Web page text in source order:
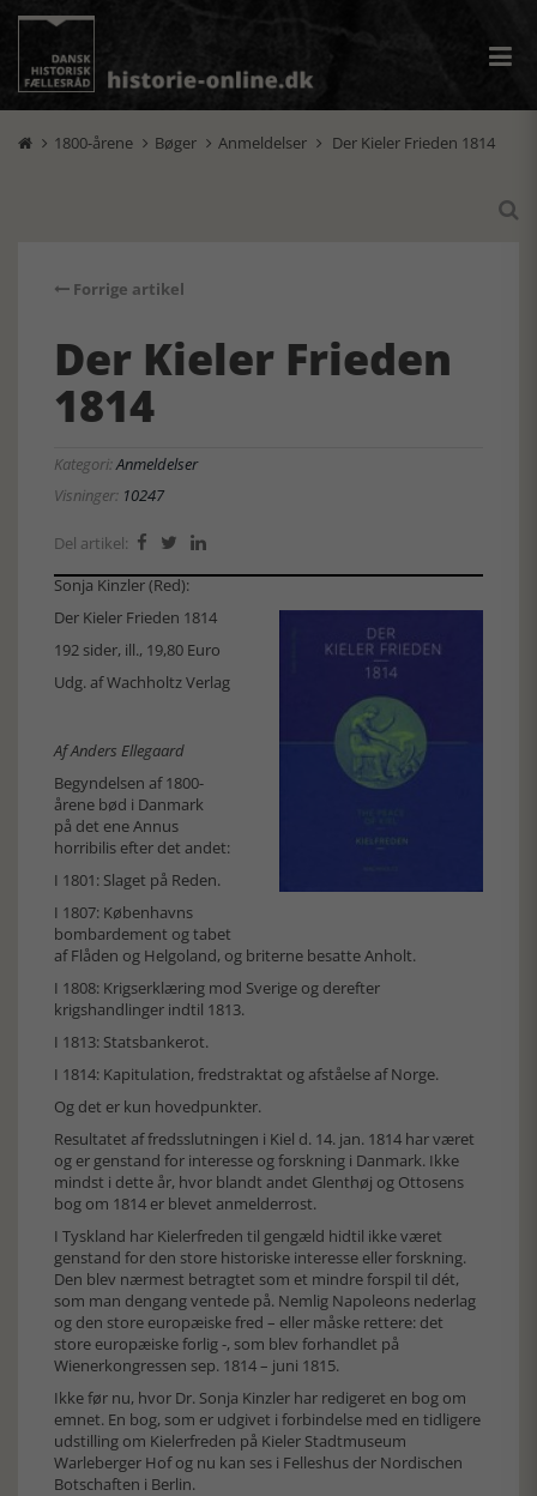
 1800-årene  Bøger  Anmeldelser  Der Kieler Frieden 1814

Forrige artikel
Der Kieler Frieden
1814
Kategori:Anmeldelser
Visninger: 10247
Del artikel:   
Sonja Kinzler (Red):
Der Kieler Frieden 1814
192 sider, ill., 19,80 Euro
Udg. af Wachholtz Verlag
Af Anders Ellegaard
Begyndelsen af 1800-
årene bød i Danmark
på det ene Annus
horribilis efter det andet:
I 1801: Slaget på Reden.
I 1807: Københavns
bombardement og tabet
af Flåden og Helgoland, og briterne besatte Anholt.
I 1808: Krigserklæring mod Sverige og derefter
krigshandlinger indtil 1813.
I 1813: Statsbankerot.
I 1814: Kapitulation, fredstraktat og afståelse af Norge.
Og det er kun hovedpunkter.
Resultatet af fredsslutningen i Kiel d. 14. jan. 1814 har været
og er genstand for interesse og forskning i Danmark. Ikke
mindst i dette år, hvor blandt andet Glenthøj og Ottosens
bog om 1814 er blevet anmelderrost.
I Tyskland har Kielerfreden til gengæld hidtil ikke været
genstand for den store historiske interesse eller forskning.
Den blev nærmest betragtet som et mindre forspil til dét,
som man dengang ventede på. Nemlig Napoleons nederlag
og den store europæiske fred – eller måske rettere: det
store europæiske forlig -, som blev forhandlet på
Wienerkongressen sep. 1814 – juni 1815.
Ikke før nu, hvor Dr. Sonja Kinzler har redigeret en bog om
emnet. En bog, som er udgivet i forbindelse med en tidligere
udstilling om Kielerfreden på Kieler Stadtmuseum
Warleberger Hof og nu kan ses i Felleshus der Nordischen
Botschaften i Berlin.